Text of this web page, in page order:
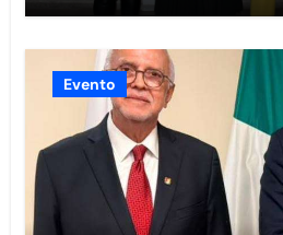
Evento